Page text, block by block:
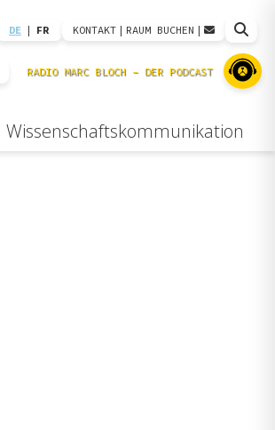
DE | FR KONTAKT | RAUM BUCHEN |
Wissenschaftskommunikation